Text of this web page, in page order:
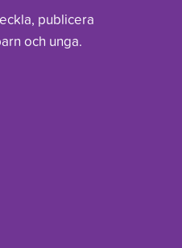
publicera
och unga.